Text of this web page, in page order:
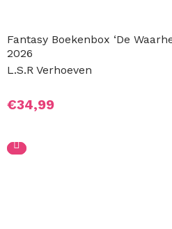
Fantasy Boekenbox ‘De
L.S.R Verhoeven
€34,99